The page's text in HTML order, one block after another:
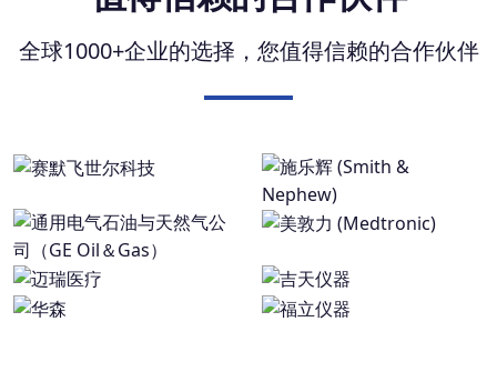
全球1000+企业的选择，您值得信赖的合作伙伴